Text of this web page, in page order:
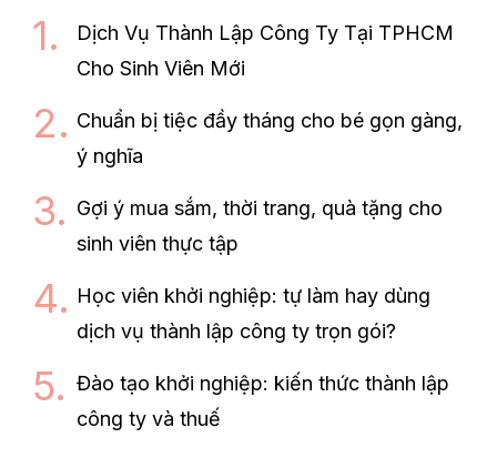
Dịch Vụ Thành Lập Công Ty Tại TPHCM
Cho Sinh Viên Mới
Chuẩn bị tiệc đầy tháng cho bé gọn gàng,
ý nghĩa
Gợi ý mua sắm, thời trang, quà tặng cho
sinh viên thực tập
Học viên khởi nghiệp: tự làm hay dùng
dịch vụ thành lập công ty trọn gói?
Đào tạo khởi nghiệp: kiến thức thành lập
công ty và thuế